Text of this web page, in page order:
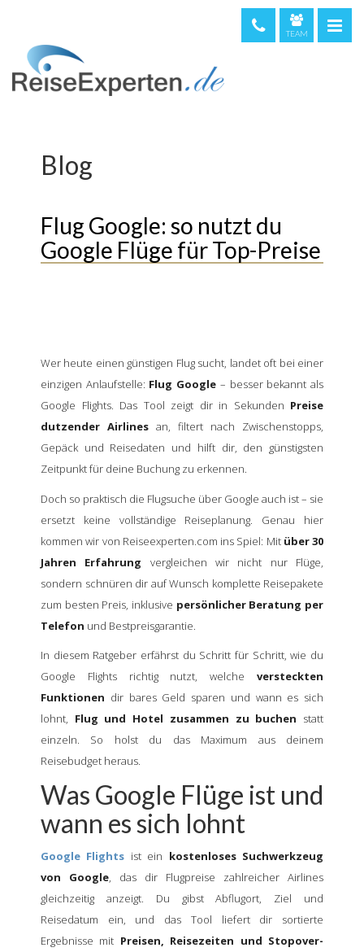
TEAM
Blog
Flug Google: so nutzt du
Google Flüge für Top-Preise
Wer heute einen günstigen Flug sucht, landet oft bei einer
einzigen Anlaufstelle: Flug Google – besser bekannt als
Google Flights. Das Tool zeigt dir in Sekunden Preise
dutzender Airlines an, filtert nach Zwischenstopps,
Gepäck und Reisedaten und hilft dir, den günstigsten
Zeitpunkt für deine Buchung zu erkennen.
Doch so praktisch die Flugsuche über Google auch ist – sie
ersetzt keine vollständige Reiseplanung. Genau hier
kommen wir von Reiseexperten.com ins Spiel: Mit über 30
Jahren Erfahrung vergleichen wir nicht nur Flüge,
sondern schnüren dir auf Wunsch komplette Reisepakete
zum besten Preis, inklusive persönlicher Beratung per
Telefon und Bestpreisgarantie.
In diesem Ratgeber erfährst du Schritt für Schritt, wie du
Google Flights richtig nutzt, welche versteckten
Funktionen dir bares Geld sparen und wann es sich
lohnt, Flug und Hotel zusammen zu buchen statt
einzeln. So holst du das Maximum aus deinem
Reisebudget heraus.
Was Google Flüge ist und
wann es sich lohnt
Google Flights ist ein kostenloses Suchwerkzeug
von Google, das dir Flugpreise zahlreicher Airlines
gleichzeitig anzeigt. Du gibst Abflugort, Ziel und
Reisedatum ein, und das Tool liefert dir sortierte
Ergebnisse mit Preisen, Reisezeiten und Stopover-